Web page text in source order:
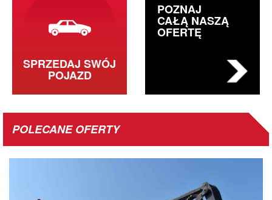
SPRZEDAJ SWÓJ
POJAZD
POZNAJ
CAŁĄ NASZĄ
OFERTĘ
POLECANE OFERTY